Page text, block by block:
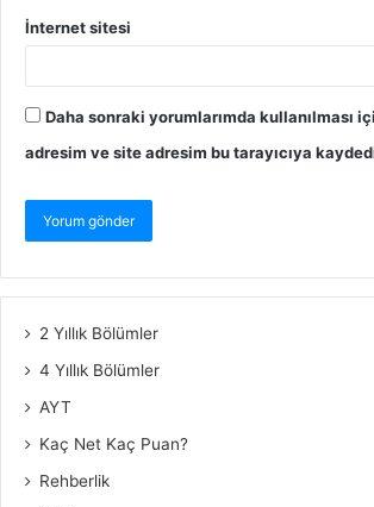
İnternet sitesi
Daha sonraki yorumlarımda kullanılması
adresim ve site adresim bu tarayıcıya
2 Yıllık Bölümler
4 Yıllık Bölümler
AYT
Kaç Net Kaç Puan?
Rehberlik